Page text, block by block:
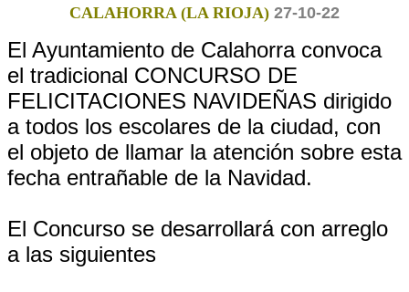
CALAHORRA (LA RIOJA) 27-10-22
El Ayuntamiento de Calahorra convoca
el tradicional CONCURSO DE
FELICITACIONES NAVIDEÑAS dirigido
a todos los escolares de la ciudad, con
el objeto de llamar la atención sobre esta
fecha entrañable de la Navidad.
El Concurso se desarrollará con arreglo
a las siguientes